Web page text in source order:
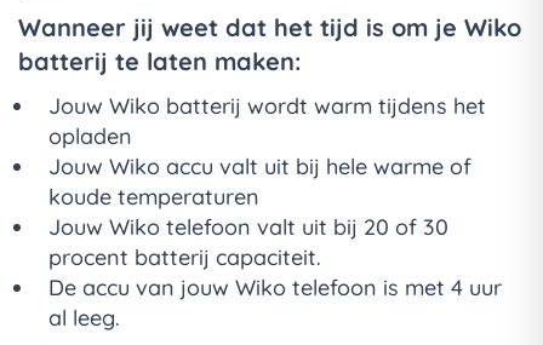
Wanneer jij weet dat het tijd is om je Wiko
batterij te laten maken:
Jouw Wiko batterij wordt warm tijdens het
opladen
Jouw Wiko accu valt uit bij hele warme of
koude temperaturen
Jouw Wiko telefoon valt uit bij 20 of 30
procent batterij capaciteit.
De accu van jouw Wiko telefoon is met 4 uur
al leeg.